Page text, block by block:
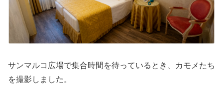
サンマルコ広場で集合時間を待っているとき、カモメたち
を撮影しました。